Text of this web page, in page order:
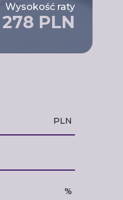
Wysokość raty
278 PLN
PLN
%